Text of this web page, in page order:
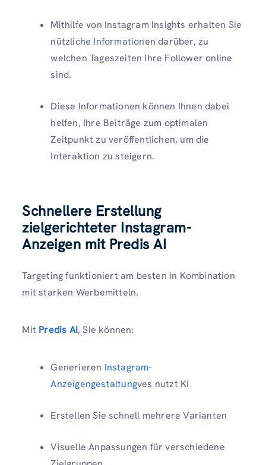
Mithilfe von Instagram Insights erhalten Sie
nützliche Informationen darüber, zu
welchen Tageszeiten Ihre Follower online
sind.
Diese Informationen können Ihnen dabei
helfen, Ihre Beiträge zum optimalen
Zeitpunkt zu veröffentlichen, um die
Interaktion zu steigern.
Schnellere Erstellung
zielgerichteter Instagram-
Anzeigen mit Predis AI
Targeting funktioniert am besten in Kombination
mit starken Werbemitteln.
Mit Predis AI, Sie können:
Generieren Instagram-
Anzeigengestaltungves nutzt KI
Erstellen Sie schnell mehrere Varianten
Visuelle Anpassungen für verschiedene